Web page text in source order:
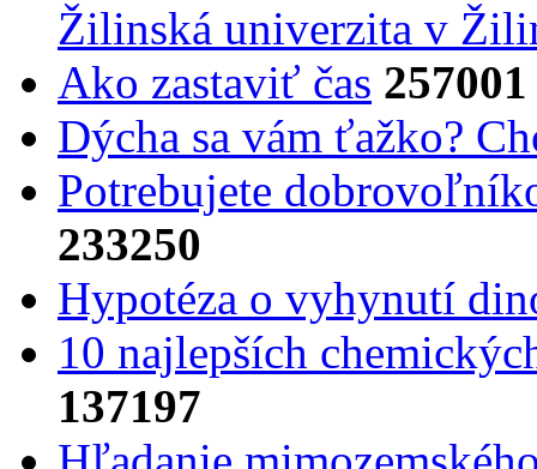
Žilinská univerzita v
Ako zastaviť čas 257001
Dýcha sa vám ťažko?
Potrebujet​e
233250
Hypotéza o vyhynutí
10 najlepších
137197